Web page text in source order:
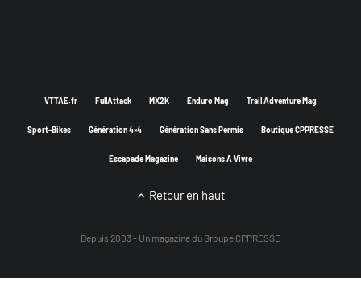
VTTAE.fr FullAttack MX2K Enduro Mag Trail Adventure Mag
Sport-Bikes Génération 4×4 Génération Sans Permis Boutique CPPRESSE
Escapade Magazine Maisons A Vivre
Retour en haut
Depuis 2003 - Un magazine du Groupe CPPRESSE